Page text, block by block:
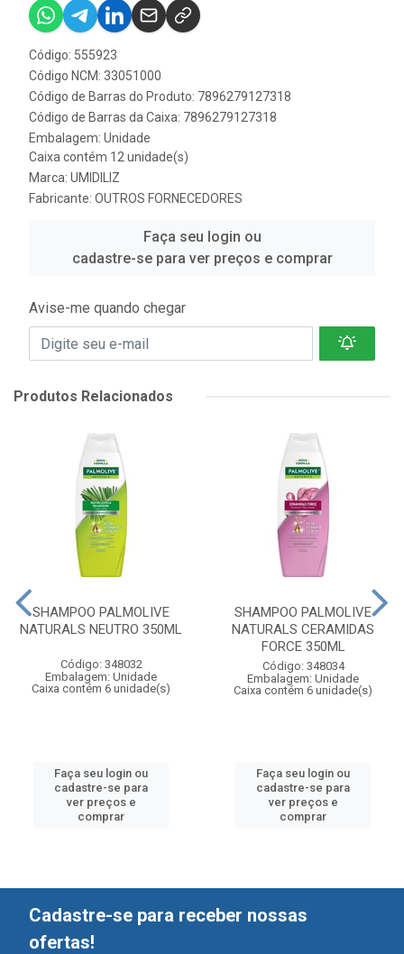
Código: 555923
Código NCM: 33051000
Código de Barras do Produto: 7896279127318
Código de Barras da Caixa: 7896279127318
Embalagem: Unidade
Caixa contém 12 unidade(s)
Marca: UMIDILIZ
Fabricante: OUTROS FORNECEDORES
Faça seu login ou
cadastre-se para ver preços e comprar
Avise-me quando chegar
Produtos Relacionados
SHAMPOO PALMOLIVE
NATURALS NEUTRO 350ML
Código: 348032
Embalagem: Unidade
Caixa contém 6 unidade(s)
Faça seu login ou
cadastre-se para
ver preços e
comprar
SHAMPOO PALMOLIVE
NATURALS CERAMIDAS
FORCE 350ML
Código: 348034
Embalagem: Unidade
Caixa contém 6 unidade(s)
Faça seu login ou
cadastre-se para
ver preços e
comprar
Cadastre-se para receber nossas
ofertas!